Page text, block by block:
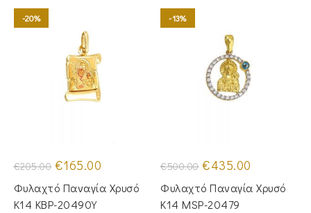
-20%
€205.00 Original
price
was:
€205.00.
€165.00
τιμή
είναι:
Φυλαχτό Παναγία Χρυσό
Κ14 KBP-20490Y
-13%
€500.00 Original
price
was:
€500.00.
€435.00
τιμή
είναι:
Φυλαχτό Παναγία Χρυσό
Κ14 MSP-20479